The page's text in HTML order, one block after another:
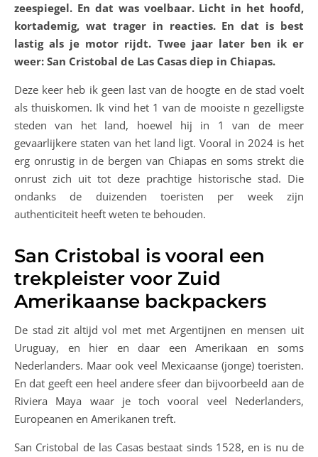
zeespiegel. En dat was voelbaar. Licht in het hoofd,
kortademig, wat trager in reacties. En dat is best
lastig als je motor rijdt. Twee jaar later ben ik er
weer: San Cristobal de Las Casas diep in Chiapas.
Deze keer heb ik geen last van de hoogte en de stad voelt
als thuiskomen. Ik vind het 1 van de mooiste n gezelligste
steden van het land, hoewel hij in 1 van de meer
gevaarlijkere staten van het land ligt. Vooral in 2024 is het
erg onrustig in de bergen van Chiapas en soms strekt die
onrust zich uit tot deze prachtige historische stad. Die
ondanks de duizenden toeristen per week zijn
authenticiteit heeft weten te behouden.
San Cristobal is vooral een
trekpleister voor Zuid
Amerikaanse backpackers
De stad zit altijd vol met met Argentijnen en mensen uit
Uruguay, en hier en daar een Amerikaan en soms
Nederlanders. Maar ook veel Mexicaanse (jonge) toeristen.
En dat geeft een heel andere sfeer dan bijvoorbeeld aan de
Riviera Maya waar je toch vooral veel Nederlanders,
Europeanen en Amerikanen treft.
San Cristobal de las Casas bestaat sinds 1528, en is nu de